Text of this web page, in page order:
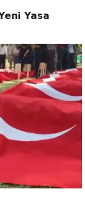
Yasa